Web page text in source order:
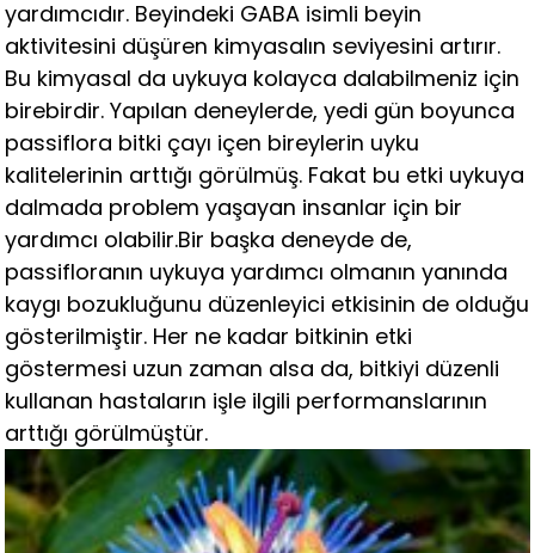
yardımcıdır. Beyindeki GABA isimli beyin
aktivitesini düşüren kimyasalın seviyesini artırır.
Bu kimyasal da uykuya kolayca dalabilmeniz için
birebirdir. Yapılan deneylerde, yedi gün boyunca
passiflora bitki çayı içen bireylerin uyku
kalitelerinin arttığı görülmüş. Fakat bu etki uykuya
dalmada problem yaşayan insanlar için bir
yardımcı olabilir.Bir başka deneyde de,
passifloranın uykuya yardımcı olmanın yanında
kaygı bozukluğunu düzenleyici etkisinin de olduğu
gösterilmiştir. Her ne kadar bitkinin etki
göstermesi uzun zaman alsa da, bitkiyi düzenli
kullanan hastaların işle ilgili performanslarının
arttığı görülmüştür.